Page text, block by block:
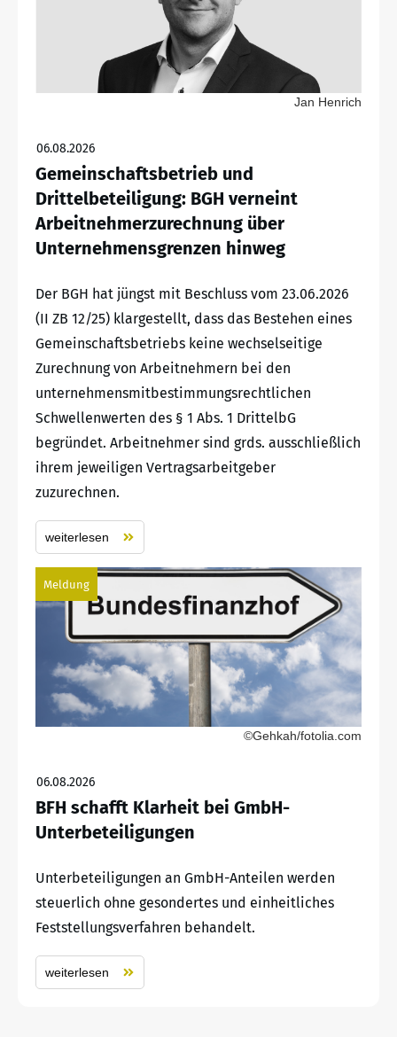
Jan Henrich
06.08.2026
Gemeinschaftsbetrieb und
Drittelbeteiligung: BGH verneint
Arbeitnehmerzurechnung über
Unternehmensgrenzen hinweg
Der BGH hat jüngst mit Beschluss vom 23.06.2026
(II ZB 12/25) klargestellt, dass das Bestehen eines
Gemeinschaftsbetriebs keine wechselseitige
Zurechnung von Arbeitnehmern bei den
unternehmensmitbestimmungsrechtlichen
Schwellenwerten des § 1 Abs. 1 DrittelbG
begründet. Arbeitnehmer sind grds. ausschließlich
ihrem jeweiligen Vertragsarbeitgeber
zuzurechnen.
weiterlesen
Meldung
©Gehkah/fotolia.com
06.08.2026
BFH schafft Klarheit bei GmbH-
Unterbeteiligungen
Unterbeteiligungen an GmbH-Anteilen werden
steuerlich ohne gesondertes und einheitliches
Feststellungsverfahren behandelt.
weiterlesen